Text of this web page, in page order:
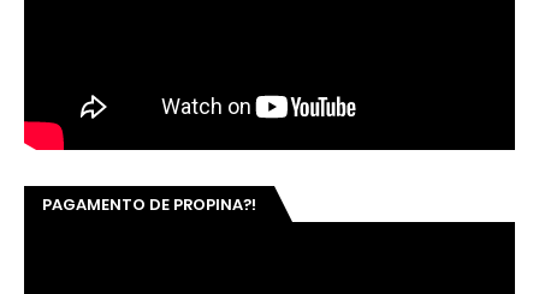
PAGAMENTO DE PROPINA?!